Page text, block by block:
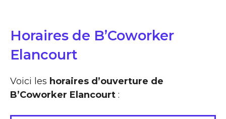
Horaires de B’Coworker
Elancourt
Voici les horaires d’ouverture de
B’Coworker Elancourt :